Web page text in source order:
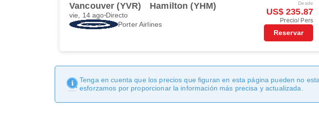
Vancouver (YVR) Hamilton (YHM)
vie, 14 ago Directo
Porter Airlines
Desde
US$ 235.87
Precio/ Pers
Reservar
Tenga en cuenta que los precios que figuran en esta página pueden no
esforzamos por proporcionar la información más precisa y actualizada.